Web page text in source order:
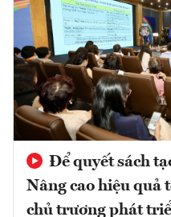
Để quyết sách
Nâng cao hiệu quả
chủ trương phát